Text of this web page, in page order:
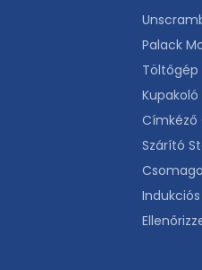
Palack
Töltőgép
Kupakoló
Címkéző
Szárító